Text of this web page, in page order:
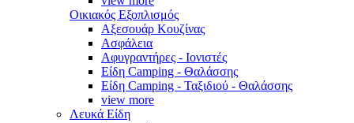
Οικιακός Εξοπλισμός
Αξεσουάρ Κουζίνας
Ασφάλεια
Αφυγραντήρες - Ιονιστές
Είδη Camping - Θαλάσσης
Είδη Camping - Ταξιδιού - Θαλάσσης
view more
Λευκά Είδη